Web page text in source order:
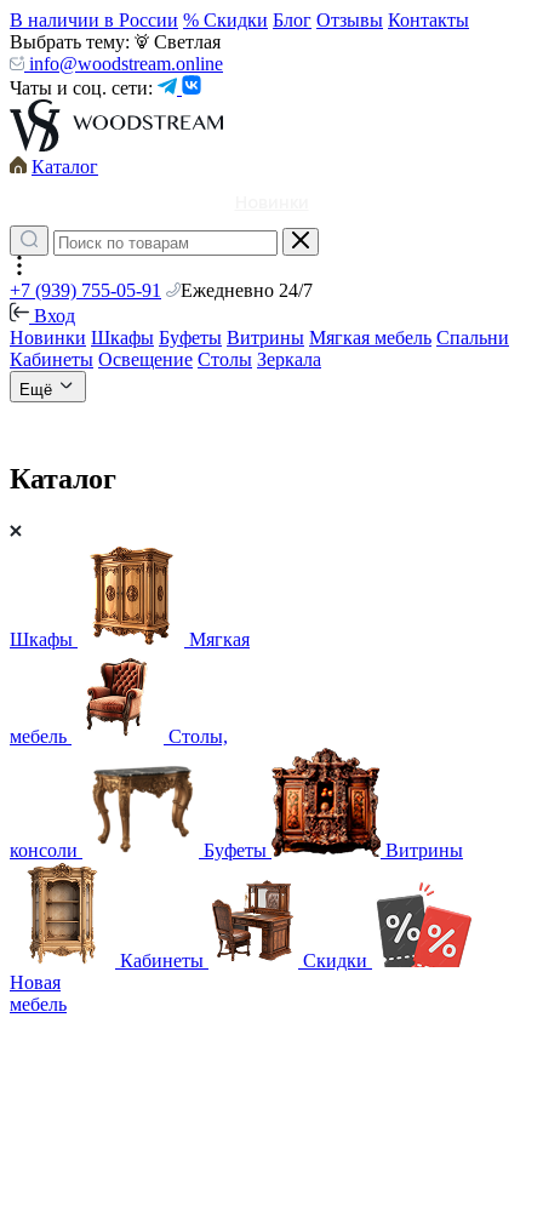
В наличии в России % Скидки Блог Отзывы Контакты
Выбрать тему:
Светлая
info@woodstream.online
Чаты и соц. сети:
Каталог
+7 (939) 755-05-91
Ежедневно 24/7
Вход
Новинки Шкафы Буфеты Витрины Мягкая мебель Спальни
Кабинеты Освещение Столы Зеркала
Ещё
Каталог
Шкафы Мягкая
мебель Столы,
консоли Буфеты Витрины
Кабинеты
Скидки
Новая
мебель